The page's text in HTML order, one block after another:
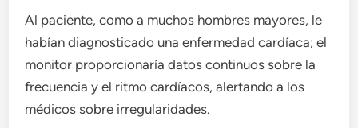
Al paciente, como a muchos hombres mayores, le
habían diagnosticado una enfermedad cardíaca; el
monitor proporcionaría datos continuos sobre la
frecuencia y el ritmo cardíacos, alertando a los
médicos sobre irregularidades.